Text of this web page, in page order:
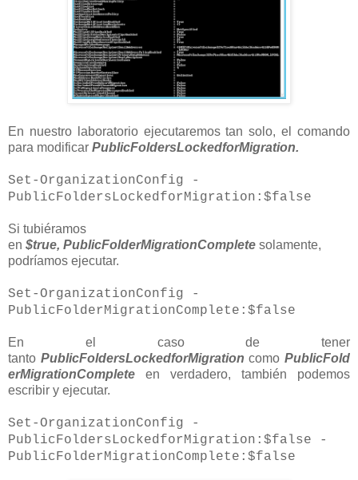
En nuestro laboratorio ejecutaremos tan solo, el comando
para modificar PublicFoldersLockedforMigration.
Set-OrganizationConfig -
PublicFoldersLockedforMigration:$false
Si tubiéramos
en $true, PublicFolderMigrationComplete solamente,
podríamos ejecutar.
Set-OrganizationConfig -
PublicFolderMigrationComplete:$false
En el caso de tener
tanto PublicFoldersLockedforMigrationcomoPublicFold
erMigrationComplete en verdadero, también podemos
escribir y ejecutar.
Set-OrganizationConfig -
PublicFoldersLockedforMigration:$false -
PublicFolderMigrationComplete:$false